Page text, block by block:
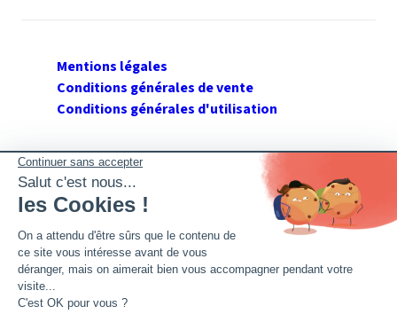
Mentions légales
Conditions générales de vente
Conditions générales d'utilisation
SUIVEZ GERANT DE SARL
Twitter
Facebook